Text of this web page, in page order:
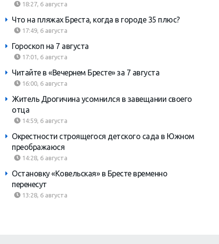
18:27, 6 августа
Что на пляжах Бреста, когда в городе 35 плюс?
17:49, 6 августа
Гороскоп на 7 августа
17:01, 6 августа
Читайте в «Вечернем Бресте» за 7 августа
16:00, 6 августа
Житель Дрогичина усомнился в завещании своего
отца
14:59, 6 августа
Окрестности строящегося детского сада в Южном
преображаюся
14:28, 6 августа
Остановку «Ковельская» в Бресте временно
перенесут
13:28, 6 августа